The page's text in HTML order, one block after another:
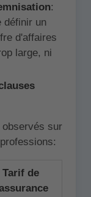
:
définir un
d'affaires
large, ni
sur
Tarif de